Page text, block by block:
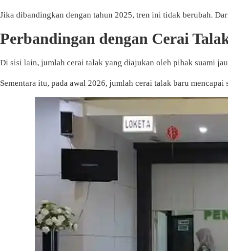
Jika dibandingkan dengan tahun 2025, tren ini tidak berubah.
Perbandingan dengan Cerai
Di sisi lain, jumlah cerai talak yang diajukan oleh pihak suami
Sementara itu, pada awal 2026, jumlah cerai talak baru